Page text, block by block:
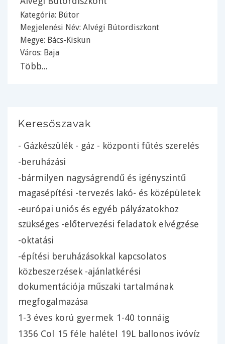
Kategória: Bútor
Megjelenési Név: Alvégi Bútordiszkont
Megye: Bács-Kiskun
Város: Baja
Több...
Keresőszavak
- Gázkészülék - gáz - központi fűtés szerelés
-beruházási
-bármilyen nagyságrendű és igényszintű
magasépítési -tervezés lakó- és középületek
-európai uniós és egyéb pályázatokhoz
szükséges -előtervezési feladatok elvégzése
-oktatási
-építési beruházásokkal kapcsolatos
közbeszerzések -ajánlatkérési
dokumentációja műszaki tartalmának
megfogalmazása
1-3 éves korú gyermek 1-40 tonnáig
1356 Col
15 féle halétel
19L ballonos ivóvíz